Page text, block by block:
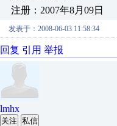
注册：2007年8月09日
发表于：2008-06-03 11:58:34
回复 引用 举报
lmhx
关注 私信